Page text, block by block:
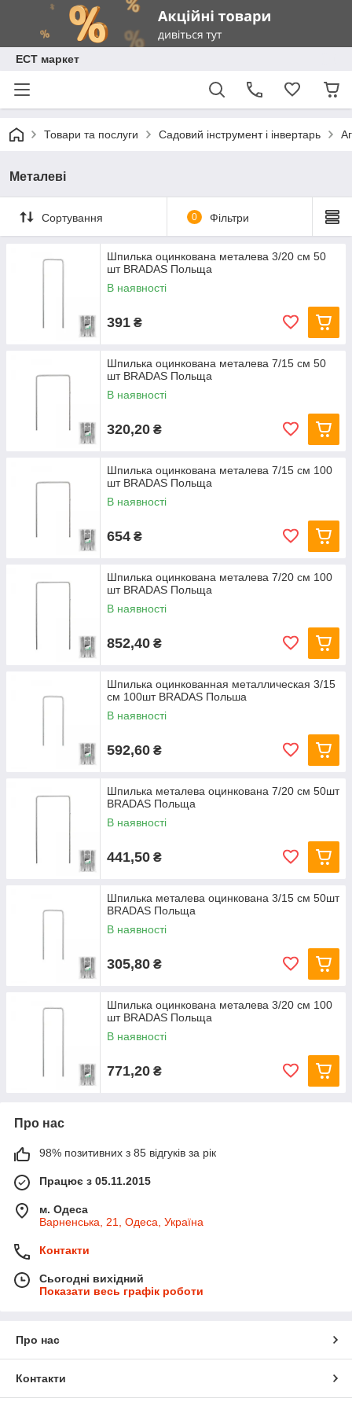
ЕСТ маркет
Товари та послуги Садовий інструмент і інвертарь
Металеві
Сортування 0 Фільтри
Шпилька оцинкована металева 3/20 см 50
шт BRADAS Польща
В наявності
391 ₴
Шпилька оцинкована металева 7/15 см 50
шт BRADAS Польща
В наявності
320,20 ₴
Шпилька оцинкована металева 7/15 см 100
шт BRADAS Польща
В наявності
654 ₴
Шпилька оцинкована металева 7/20 см 100
шт BRADAS Польща
В наявності
852,40 ₴
Шпилька оцинкованная металлическая 3/15
см 100шт BRADAS Польша
В наявності
592,60 ₴
Шпилька металева оцинкована 7/20 см 50шт
BRADAS Польща
В наявності
441,50 ₴
Шпилька металева оцинкована 3/15 см 50шт
BRADAS Польща
В наявності
305,80 ₴
Шпилька оцинкована металева 3/20 см 100
шт BRADAS Польща
В наявності
771,20 ₴
Про нас
98% позитивних з 85 відгуків за рік
Працює з 05.11.2015
м. Одеса
Варненська, 21, Одеса, Україна
Контакти
Сьогодні вихідний
Показати весь графік роботи
Про нас
Контакти